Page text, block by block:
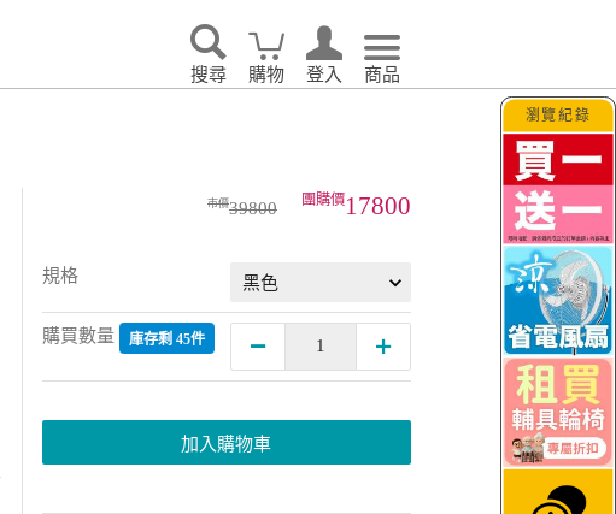
搜尋 購物 登入 商品
39800 17800
規格
購買數量 庫存剩 45件
加入購物車
瀏覽紀錄